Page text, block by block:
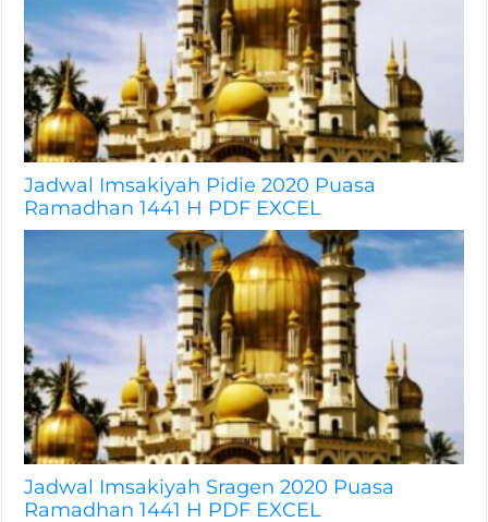
Jadwal Imsakiyah Pidie 2020 Puasa
Ramadhan 1441 H PDF EXCEL
Jadwal Imsakiyah Sragen 2020 Puasa
Ramadhan 1441 H PDF EXCEL